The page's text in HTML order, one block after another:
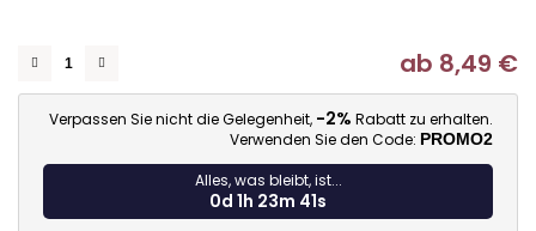
ab 8,49 €
Verpassen Sie nicht die Gelegenheit, -2% Rabatt zu erhalten.
Verwenden Sie den Code: PROMO2
Alles, was bleibt, ist...
0d 1h 23m 40s